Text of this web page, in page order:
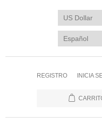
REGISTRO INICIA